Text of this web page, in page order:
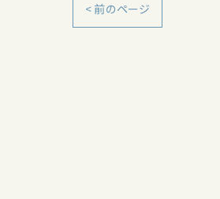
< 前のページ